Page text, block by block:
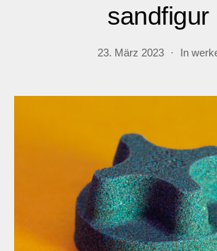
sandfigur
23. März 2023 In